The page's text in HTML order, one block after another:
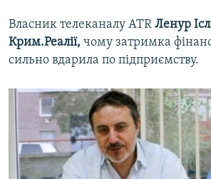
Власник телеканалу ATR Ленур
Крим.Реалії, чому затримка
сильно вдарила по підприємству.